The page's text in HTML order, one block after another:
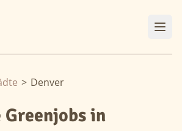
> Denver
Greenjobs in